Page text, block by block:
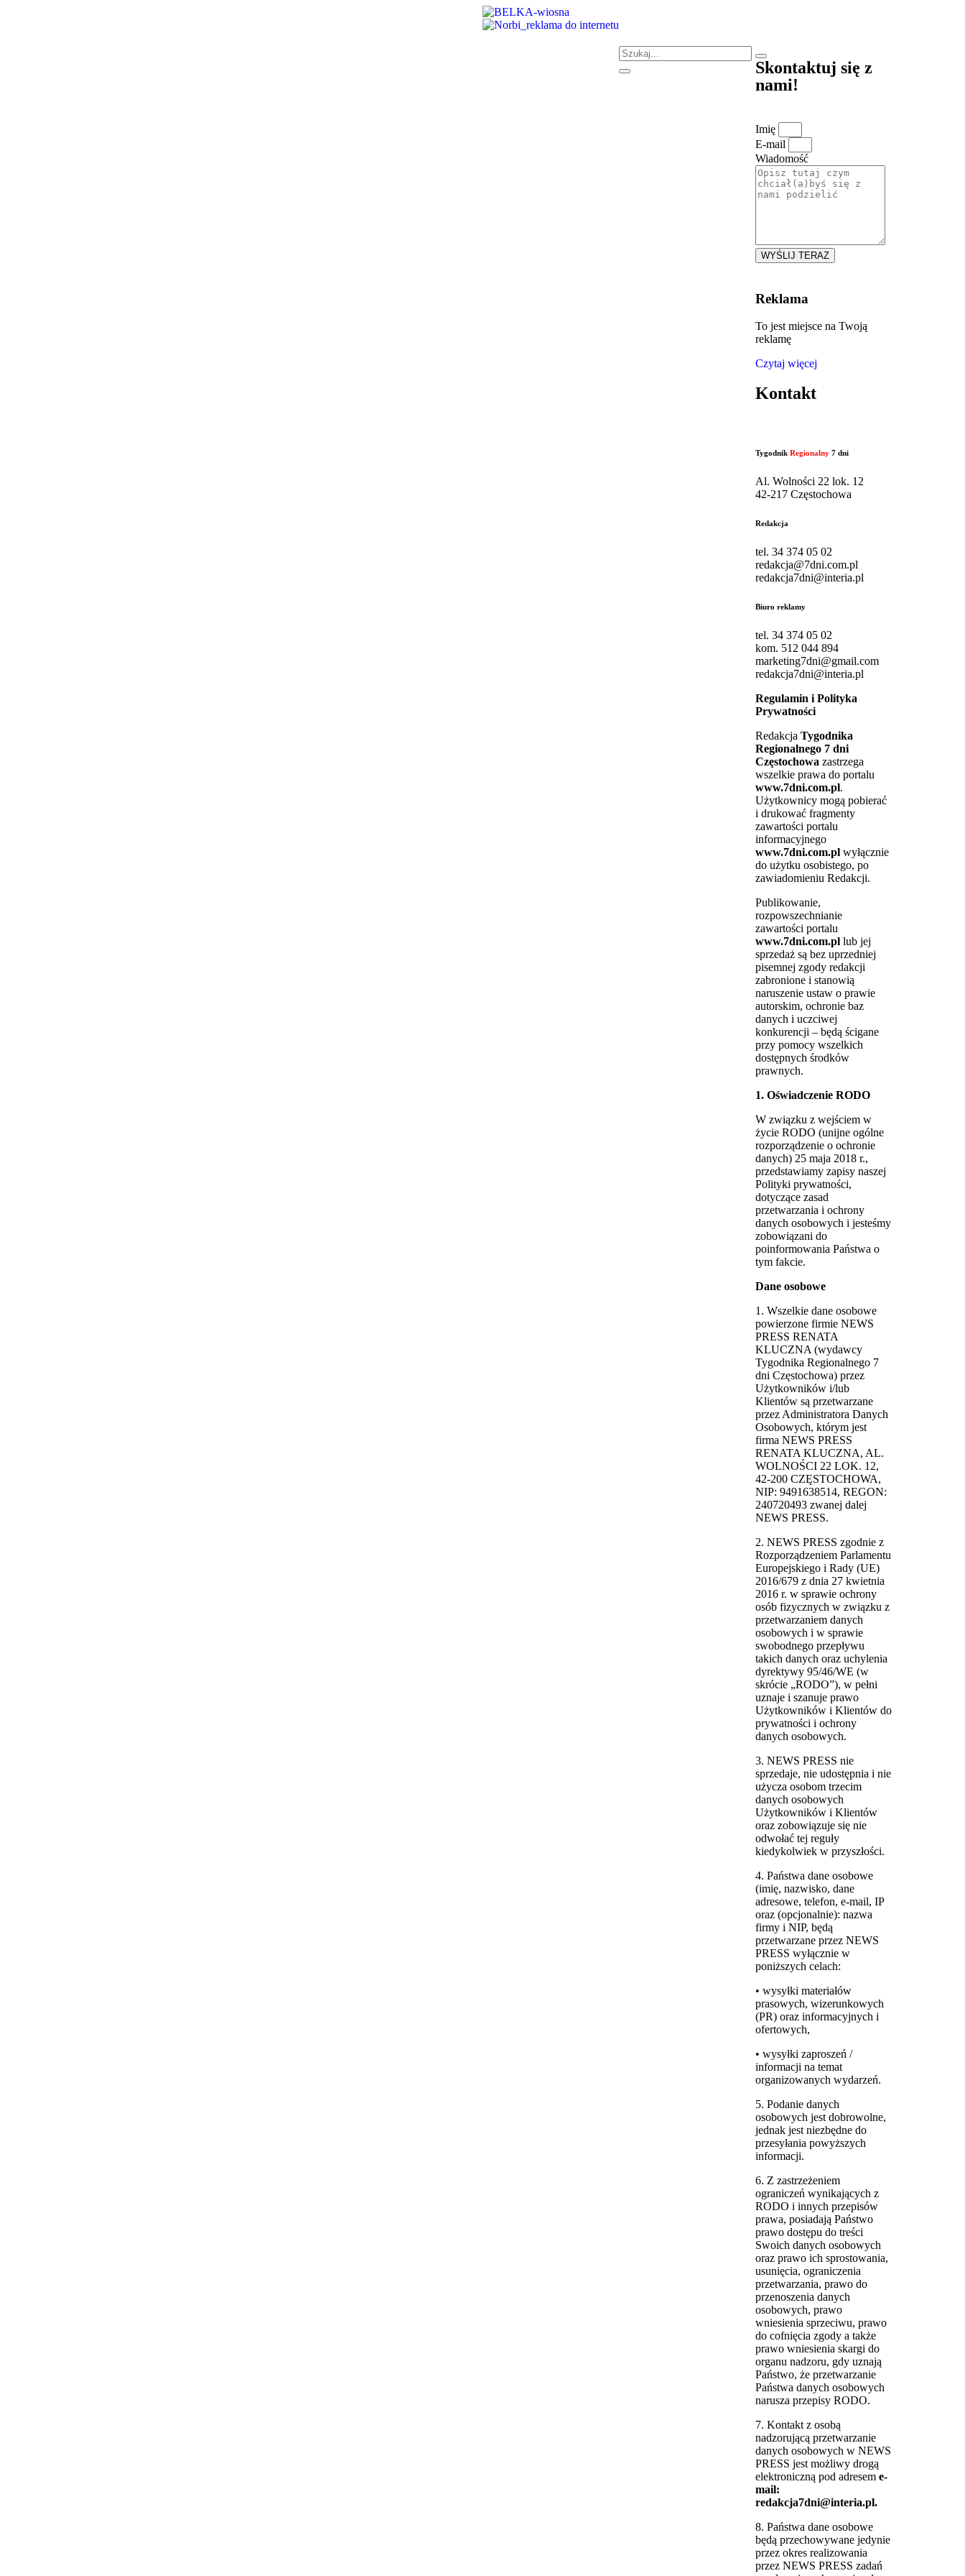
Skontaktuj się z
nami!
Imię
E-mail
Wiadomość
WYŚLIJ TERAZ
Reklama
To jest miejsce na Twoją
reklamę
Czytaj więcej
Kontakt
Tygodnik Regionalny 7 dni
Al. Wolności 22 lok. 12
42-217 Częstochowa
Redakcja
tel. 34 374 05 02
redakcja@7dni.com.pl
redakcja7dni@interia.pl
Biuro reklamy
tel. 34 374 05 02
kom. 512 044 894
marketing7dni@gmail.com
redakcja7dni@interia.pl
Regulamin i Polityka
Prywatności
Redakcja Tygodnika
Regionalnego 7 dni
Częstochowa zastrzega
wszelkie prawa do portalu
www.7dni.com.pl.
Użytkownicy mogą pobierać
i drukować fragmenty
zawartości portalu
informacyjnego
www.7dni.com.plwyłącznie
do użytku osobistego, po
zawiadomieniu Redakcji.
Publikowanie,
rozpowszechnianie
zawartości portalu
www.7dni.com.pllub jej
sprzedaż są bez uprzedniej
pisemnej zgody redakcji
zabronione i stanowią
naruszenie ustaw o prawie
autorskim, ochronie baz
danych i uczciwej
konkurencji – będą ścigane
przy pomocy wszelkich
dostępnych środków
prawnych.
1. Oświadczenie RODO
W związku z wejściem w
życie RODO (unijne ogólne
rozporządzenie o ochronie
danych) 25 maja 2018 r.,
przedstawiamy zapisy naszej
Polityki prywatności,
dotyczące zasad
przetwarzania i ochrony
danych osobowych i jesteśmy
zobowiązani do
poinformowania Państwa o
tym fakcie.
Dane osobowe
1. Wszelkie dane osobowe
powierzone firmie NEWS
PRESS RENATA
KLUCZNA (wydawcy
Tygodnika Regionalnego 7
dni Częstochowa) przez
Użytkowników i/lub
Klientów są przetwarzane
przez Administratora Danych
Osobowych, którym jest
firma NEWS PRESS
RENATA KLUCZNA, AL.
WOLNOŚCI 22 LOK. 12,
42-200 CZĘSTOCHOWA,
NIP: 9491638514, REGON:
240720493 zwanej dalej
NEWS PRESS.
2. NEWS PRESS zgodnie z
Rozporządzeniem Parlamentu
Europejskiego i Rady (UE)
2016/679 z dnia 27 kwietnia
2016 r. w sprawie ochrony
osób fizycznych w związku z
przetwarzaniem danych
osobowych i w sprawie
swobodnego przepływu
takich danych oraz uchylenia
dyrektywy 95/46/WE (w
skrócie „RODO”), w pełni
uznaje i szanuje prawo
Użytkowników i Klientów do
prywatności i ochrony
danych osobowych.
3. NEWS PRESS nie
sprzedaje, nie udostępnia i nie
użycza osobom trzecim
danych osobowych
Użytkowników i Klientów
oraz zobowiązuje się nie
odwołać tej reguły
kiedykolwiek w przyszłości.
4. Państwa dane osobowe
(imię, nazwisko, dane
adresowe, telefon, e-mail, IP
oraz (opcjonalnie): nazwa
firmy i NIP, będą
przetwarzane przez NEWS
PRESS wyłącznie w
poniższych celach:
• wysyłki materiałów
prasowych, wizerunkowych
(PR) oraz informacyjnych i
ofertowych,
• wysyłki zaproszeń /
informacji na temat
organizowanych wydarzeń.
5. Podanie danych
osobowych jest dobrowolne,
jednak jest niezbędne do
przesyłania powyższych
informacji.
6. Z zastrzeżeniem
ograniczeń wynikających z
RODO i innych przepisów
prawa, posiadają Państwo
prawo dostępu do treści
Swoich danych osobowych
oraz prawo ich sprostowania,
usunięcia, ograniczenia
przetwarzania, prawo do
przenoszenia danych
osobowych, prawo
wniesienia sprzeciwu, prawo
do cofnięcia zgody a także
prawo wniesienia skargi do
organu nadzoru, gdy uznają
Państwo, że przetwarzanie
Państwa danych osobowych
narusza przepisy RODO.
7. Kontakt z osobą
nadzorującą przetwarzanie
danych osobowych w NEWS
PRESS jest możliwy drogą
elektroniczną pod adresem e-
mail:
redakcja7dni@interia.pl.
8. Państwa dane osobowe
będą przechowywane jedynie
przez okres realizowania
przez NEWS PRESS zadań